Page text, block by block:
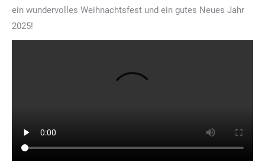
ein wundervolles Weihnachtsfest und ein gutes Neues Jahr
2025!